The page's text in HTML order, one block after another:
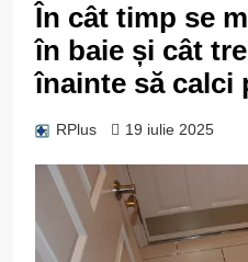
În cât timp se
în baie și cât
înainte să calci
RPlus 19 iulie 2025